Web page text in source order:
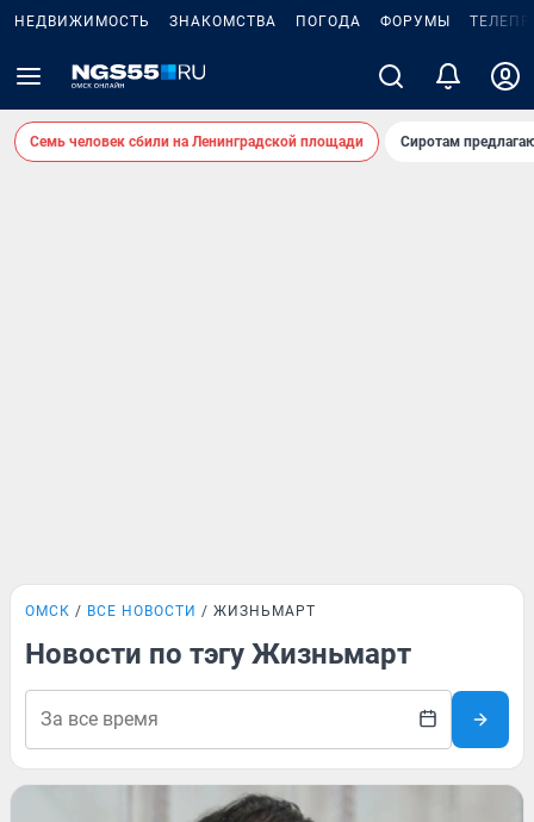
НЕДВИЖИМОСТЬ ЗНАКОМСТВА ПОГОДА ФОРУМЫ
Семь человек сбили на Ленинградской площади Сиротам
ОМСК ВСЕ НОВОСТИ ЖИЗНЬМАРТ
Новости по тэгу Жизньмарт